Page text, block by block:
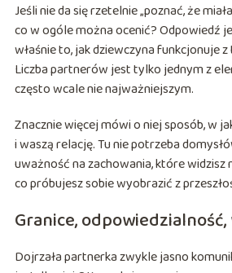
Jeśli nie da się rzetelnie „poznać, że
co w ogóle można ocenić? Odpowiedź
właśnie to, jak dziewczyna funkcjonuje
Liczba partnerów jest tylko jednym z
często wcale nie najważniejszym.
Znacznie więcej mówi o niej sposób, w
i waszą relację. Tu nie potrzeba
uważność na zachowania, które widzisz
co próbujesz sobie wyobrazić z
Granice,
Dojrzała partnerka zwykle jasno